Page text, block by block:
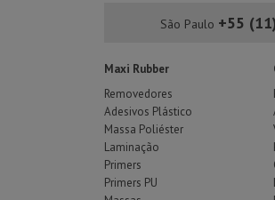
São Paulo +55
Maxi Rubber
Removedores
Adesivos Plástico
Massa Poliéster
Laminação
Primers
Primers PU